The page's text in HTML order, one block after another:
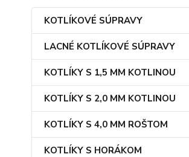
KOTLÍKOVÉ SÚPRAVY
LACNÉ KOTLÍKOVÉ SÚPRAVY
KOTLÍKY S 1,5 MM KOTLINOU
KOTLÍKY S 2,0 MM KOTLINOU
KOTLÍKY S 4,0 MM ROŠTOM
KOTLÍKY S HORÁKOM